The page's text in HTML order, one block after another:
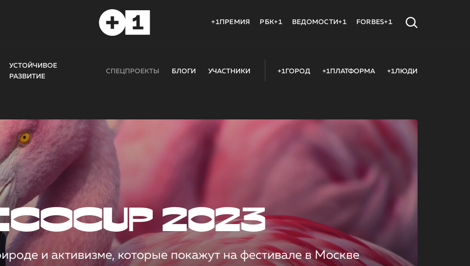
+1ПРЕМИЯ РБК+1 ВЕДОМОСТИ+1 FORBES+1
УСТОЙЧИВОЕ
РАЗВИТИЕ
СПЕЦПРОЕКТЫ БЛОГИ УЧАСТНИКИ +1ГОРОД +1ПЛАТФОРМА +1ЛЮДИ
2023
и активизме, которые покажут на фестивале в Москве